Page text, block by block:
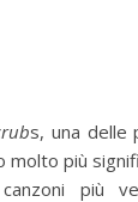
s, una delle
molto più
più